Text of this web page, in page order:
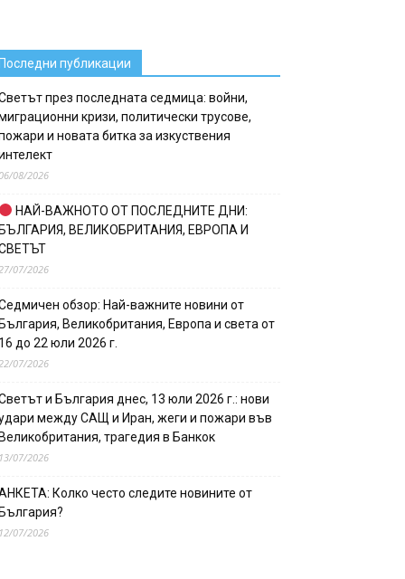
публикации
през последната седмица: войни,
кризи, политически трусове,
и новата битка за изкуствения
08/2026
НАЙ-ВАЖНОТО ОТ ПОСЛЕДНИТЕ ДНИ:
ВЕЛИКОБРИТАНИЯ, ЕВРОПА И
07/2026
обзор: Най-важните новини от
Великобритания, Европа и света от
до 22 юли 2026 г.
07/2026
и България днес, 13 юли 2026 г.: нови
между САЩ и Иран, жеги и пожари във
трагедия в Банкок
07/2026
Колко често следите новините от
07/2026